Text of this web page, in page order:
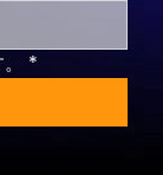
*